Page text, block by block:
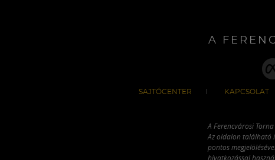
A
SAJTÓCENTER KAPCSOLAT
A Ferencvárosi
Az oldalon található
pontos
hivatkozással